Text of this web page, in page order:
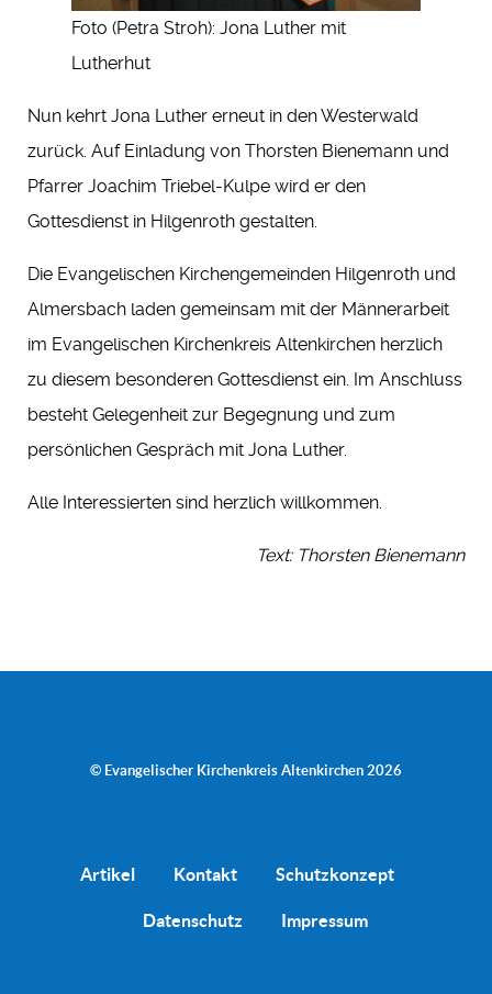
Foto (Petra Stroh): Jona Luther mit
Lutherhut
Nun kehrt Jona Luther erneut in den Westerwald
zurück. Auf Einladung von Thorsten Bienemann und
Pfarrer Joachim Triebel-Kulpe wird er den
Gottesdienst in Hilgenroth gestalten.
Die Evangelischen Kirchengemeinden Hilgenroth und
Almersbach laden gemeinsam mit der Männerarbeit
im Evangelischen Kirchenkreis Altenkirchen herzlich
zu diesem besonderen Gottesdienst ein. Im Anschluss
besteht Gelegenheit zur Begegnung und zum
persönlichen Gespräch mit Jona Luther.
Alle Interessierten sind herzlich willkommen.
Text: Thorsten Bienemann
© Evangelischer Kirchenkreis Altenkirchen 2026
Artikel Kontakt Schutzkonzept
Datenschutz Impressum